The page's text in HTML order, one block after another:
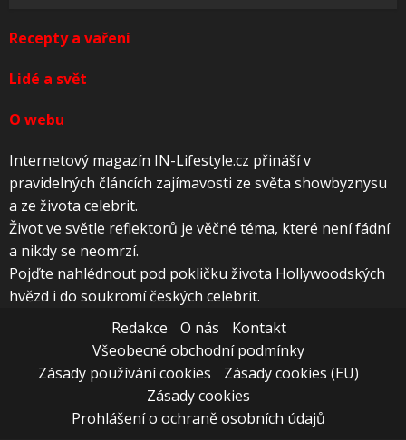
Recepty a vaření
Lidé a svět
O webu
Internetový magazín IN-Lifestyle.cz přináší v
pravidelných článcích zajímavosti ze světa showbyznysu
a ze života celebrit.
Život ve světle reflektorů je věčné téma, které není fádní
a nikdy se neomrzí.
Pojďte nahlédnout pod pokličku života Hollywoodských
hvězd i do soukromí českých celebrit.
Redakce
O nás
Kontakt
Všeobecné obchodní podmínky
Zásady používání cookies
Zásady cookies (EU)
Zásady cookies
Prohlášení o ochraně osobních údajů